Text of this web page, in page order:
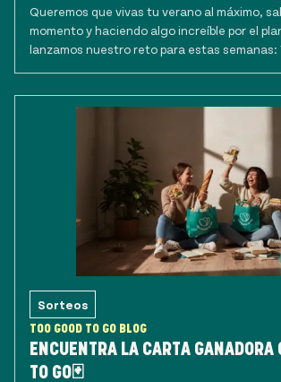
Queremos que vivas tu verano al máximo,
momento y haciendo algo increíble por el
lanzamos nuestro reto para estas semanas:
Sorteos
TOO GOOD TO GO BLOG
ENCUENTRA LA CARTA GANADORA
TO GO🃏